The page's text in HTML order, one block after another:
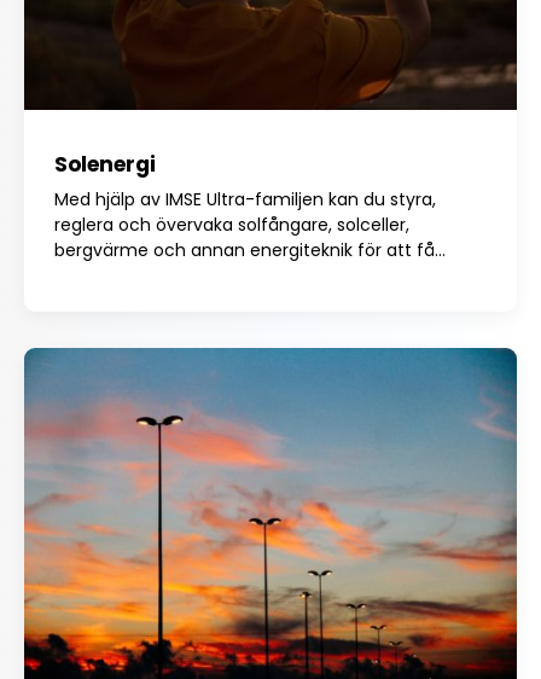
Solenergi
Med hjälp av IMSE Ultra-familjen kan du styra,
reglera och övervaka solfångare, solceller,
bergvärme och annan energiteknik för att få...